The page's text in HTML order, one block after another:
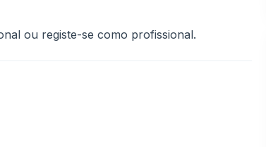
ou registe-se como profissional.